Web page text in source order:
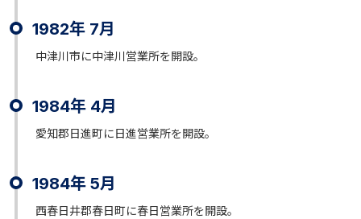
1982年 7月
中津川市に中津川営業所を開設。
1984年 4月
愛知郡日進町に日進営業所を開設。
1984年 5月
西春日井郡春日町に春日営業所を開設。